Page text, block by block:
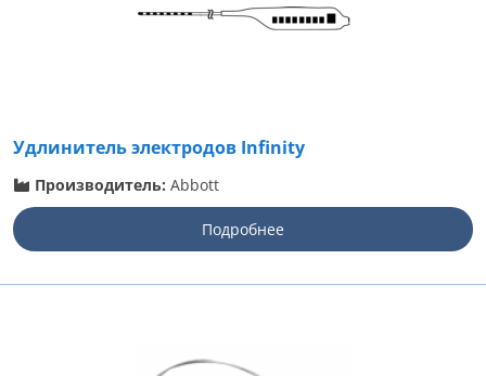
Удлинитель электродов Infinity
Производитель: Abbott
Подробнее